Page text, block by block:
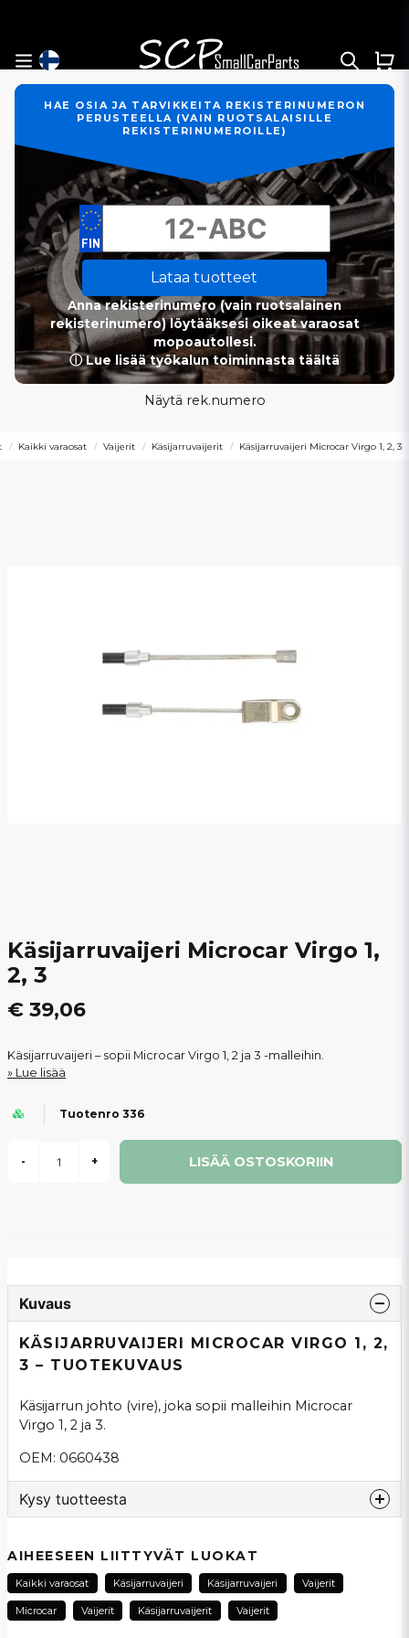
HAE OSIA JA TARVIKKEITA REKISTERINUMERON
PERUSTEELLA (VAIN RUOTSALAISILLE
REKISTERINUMEROILLE)
Lataa tuotteet
Anna rekisterinumero (vain ruotsalainen
rekisterinumero) löytääksesi oikeat varaosat
mopoautollesi.
ⓘ Lue lisää työkalun toiminnasta täältä
Näytä rek.numero
Kaikki varaosat Vaijerit Käsijarruvaijerit Käsijarruvaijeri Microcar Virgo 1, 2, 3
Käsijarruvaijeri Microcar Virgo 1,
2, 3
€ 39,06
Käsijarruvaijeri – sopii Microcar Virgo 1, 2 ja 3 -malleihin.
Lue lisää
Tuotenro 336
- + LISÄÄ OSTOSKORIIN
Kuvaus
KÄSIJARRUVAIJERI MICROCAR VIRGO 1, 2,
3 – TUOTEKUVAUS
Käsijarrun johto (vire), joka sopii malleihin Microcar
Virgo 1, 2 ja 3.
OEM: 0660438
Kysy tuotteesta
Kysy meiltä tästä tuotteesta...
AIHEESEEN LIITTYVÄT LUOKAT
Kaikki varaosat Käsijarruvaijeri Käsijarruvaijeri Vaijerit
Microcar Vaijerit Käsijarruvaijerit Vaijerit